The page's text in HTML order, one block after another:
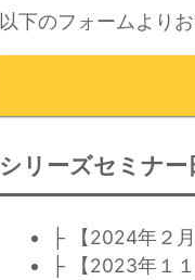
以下のフォームより
シリーズセミナー
├ 【2024年２
├ 【2023年１